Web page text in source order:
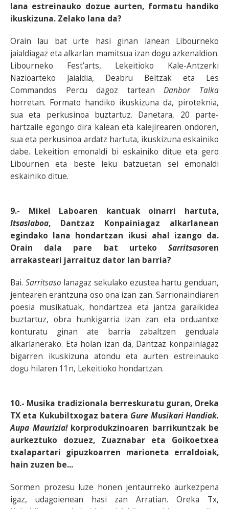
lana estreinauko dozue aurten, formatu handiko
ikuskizuna. Zelako lana da?
Orain lau bat urte hasi ginan lanean Libourneko
jaialdiagaz eta alkarlan mamitsua izan dogu azkenaldion.
Libourneko Fest’arts, Lekeitioko Kale-Antzerki
Nazioarteko Jaialdia, Deabru Beltzak eta Les
Commandos Percu dagoz tarteanDanbor Talka
horretan. Formato handiko ikuskizuna da, piroteknia,
sua eta perkusinoa buztartuz. Danetara, 20 parte-
hartzaile egongo dira kalean eta kalejirearen ondoren,
sua eta perkusinoa ardatz hartuta, ikuskizuna eskainiko
dabe. Lekeition emonaldi bi eskainiko ditue eta gero
Libournen eta beste leku batzuetan sei emonaldi
eskainiko ditue.
9.- Mikel Laboaren kantuak oinarri hartuta,
Itsaslaboa, Dantzaz Konpainiagaz alkarlanean
egindako lana hondartzan ikusi ahal izango da.
Orain dala pare bat urteko Sarritsasoren
arrakasteari jarraituz dator lan barria?
Bai. Sarritsaso lanagaz sekulako ezustea hartu genduan,
jentearen erantzuna oso ona izan zan. Sarrionaindiaren
poesia musikatuak, hondartzea eta jantza garaikidea
buztartuz, obra hunkigarria izan zan eta orduantxe
konturatu ginan ate barria zabaltzen genduala
alkarlanerako. Eta holan izan da, Dantzaz konpainiagaz
bigarren ikuskizuna atondu eta aurten estreinauko
dogu hilaren 11n, Lekeitioko hondartzan.
10.- Musika tradizionala berreskuratu guran, Oreka
TX eta Kukubiltxogaz batera Gure Musikari Handiak.
Aupa Maurizia!korprodukzinoaren barrikuntzak be
aurkeztuko dozuez, Zuaznabar eta Goikoetxea
txalapartari gipuzkoarren marioneta erraldoiak,
hain zuzen be...
Sormen prozesu luze honen jentaurreko aurkezpena
igaz, udagoienean hasi zan Arratian. Oreka Tx,